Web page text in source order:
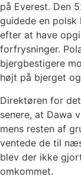
på Everest. Den
guidede en polsk
efter at have
forfrysninger.
bjergbestigere
højt på bjerget
Direktøren for
senere, at Dawa
mens resten af
ventede de til
blev der ikke
omkommet.